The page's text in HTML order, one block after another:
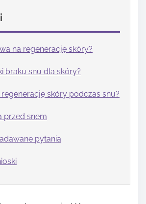
na regenerację skóry?
braku snu dla skóry?
skóry podczas snu?
przed snem
pytania